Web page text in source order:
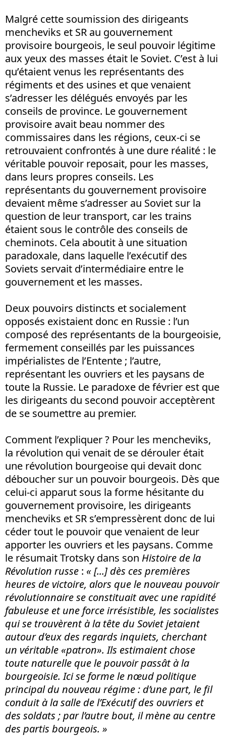
Malgré cette soumission des dirigeants
mencheviks et SR au gouvernement
provisoire bourgeois, le seul pouvoir légitime
aux yeux des masses était le Soviet. C’est à lui
qu’étaient venus les représentants des
régiments et des usines et que venaient
s’adresser les délégués envoyés par les
conseils de province. Le gouvernement
provisoire avait beau nommer des
commissaires dans les régions, ceux-ci se
retrouvaient confrontés à une dure réalité : le
véritable pouvoir reposait, pour les masses,
dans leurs propres conseils. Les
représentants du gouvernement provisoire
devaient même s’adresser au Soviet sur la
question de leur transport, car les trains
étaient sous le contrôle des conseils de
cheminots. Cela aboutit à une situation
paradoxale, dans laquelle l’exécutif des
Soviets servait d’intermédiaire entre le
gouvernement et les masses.
Deux pouvoirs distincts et socialement
opposés existaient donc en Russie : l’un
composé des représentants de la bourgeoisie,
fermement conseillés par les puissances
impérialistes de l’Entente ; l’autre,
représentant les ouvriers et les paysans de
toute la Russie. Le paradoxe de février est que
les dirigeants du second pouvoir acceptèrent
de se soumettre au premier.
Comment l’expliquer ? Pour les mencheviks,
la révolution qui venait de se dérouler était
une révolution bourgeoise qui devait donc
déboucher sur un pouvoir bourgeois. Dès que
celui-ci apparut sous la forme hésitante du
gouvernement provisoire, les dirigeants
mencheviks et SR s’empressèrent donc de lui
céder tout le pouvoir que venaient de leur
apporter les ouvriers et les paysans. Comme
le résumait Trotsky dans son Histoire de la
Révolution russe : « [...] dès ces premières
heures de victoire, alors que le nouveau pouvoir
révolutionnaire se constituait avec une rapidité
fabuleuse et une force irrésistible, les socialistes
qui se trouvèrent à la tête du Soviet jetaient
autour d’eux des regards inquiets, cherchant
un véritable «patron». Ils estimaient chose
toute naturelle que le pouvoir passât à la
bourgeoisie. Ici se forme le nœud politique
principal du nouveau régime : d’une part, le fil
conduit à la salle de l’Exécutif des ouvriers et
des soldats ; par l’autre bout, il mène au centre
des partis bourgeois. »